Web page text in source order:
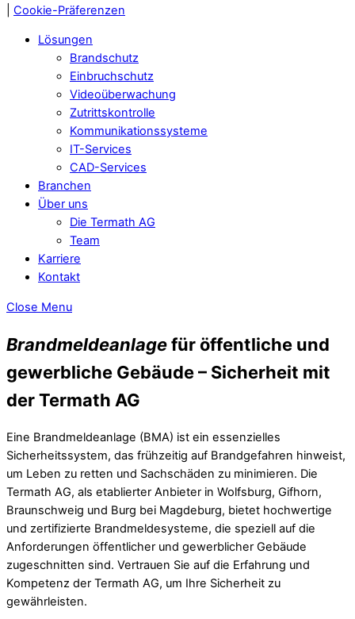
Cookie-Präferenzen
Lösungen
Brandschutz
Einbruchschutz
Videoüberwachung
Zutrittskontrolle
Kommunikationssysteme
IT-Services
CAD-Services
Branchen
Über uns
Die Termath AG
Team
Karriere
Kontakt
Close Menu
Brandmeldeanlagefür öffentliche und
gewerbliche Gebäude – Sicherheit mit
der Termath AG
Eine Brandmeldeanlage (BMA) ist ein essenzielles
Sicherheitssystem, das frühzeitig auf Brandgefahren hinweist,
um Leben zu retten und Sachschäden zu minimieren. Die
Termath AG, als etablierter Anbieter in Wolfsburg, Gifhorn,
Braunschweig und Burg bei Magdeburg, bietet hochwertige
und zertifizierte Brandmeldesysteme, die speziell auf die
Anforderungen öffentlicher und gewerblicher Gebäude
zugeschnitten sind. Vertrauen Sie auf die Erfahrung und
Kompetenz der Termath AG, um Ihre Sicherheit zu
gewährleisten.